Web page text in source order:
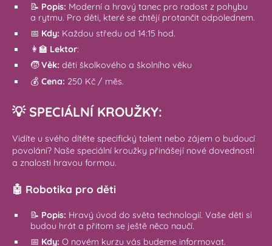
📝 Popis: Moderní a hravý tanec pro radost z pohybu
a rytmu. Pro děti, které se chtějí protančit odpolednem.
📅 Kdy: Každou středu od 14:15 hod.
👩‍🏫 Lektor:
🧒Věk: děti školkového a školního věku
💰 Cena: 250 Kč / měs.
💡 SPECIÁLNÍ KROUŽKY:
Vidíte u svého dítěte specifický talent nebo zájem o budoucí
povolání? Naše speciální kroužky přinášejí nové dovednosti
a znalosti hravou formou.
🤖 Robotika pro děti
📝 Popis: Hravý úvod do světa technologií. Vaše děti si
budou hrát a přitom se ještě něco naučí.
📅 Kdy: O novém kurzu vás budeme informovat.